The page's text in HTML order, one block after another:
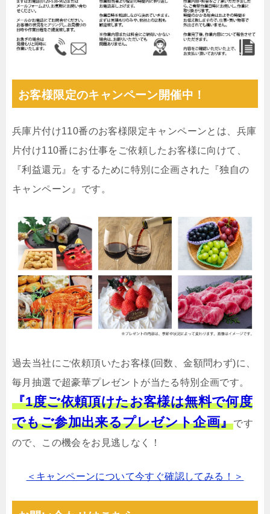
お客様限定のキャンペーン開催中！
兵庫片付け110番のお客様限定キャンペーンとは、兵庫
片付け110番にお仕事をご依頼したお客様に向けて、
『利益還元』をするために特別に企画された『独自の
キャンペーン』です。
過去当社にご依頼頂いたお客様(回数、金額問わず)に、
毎月抽選で超豪華プレゼントが当たる特別企画です。
『1度ご依頼頂けたお客様は無料で何度
でもご参加出来るプレゼント企画』です
ので、この機会をお見逃しなく！
＜キャンペーンについて今すぐ確認してみる！＞